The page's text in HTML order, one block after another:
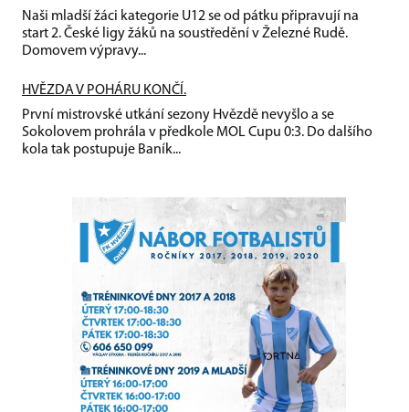
Naši mladší žáci kategorie U12 se od pátku připravují na
start 2. České ligy žáků na soustředění v Železné Rudě.
Domovem výpravy...
HVĚZDA V POHÁRU KONČÍ.
První mistrovské utkání sezony Hvězdě nevyšlo a se
Sokolovem prohrála v předkole MOL Cupu 0:3. Do dalšího
kola tak postupuje Baník...